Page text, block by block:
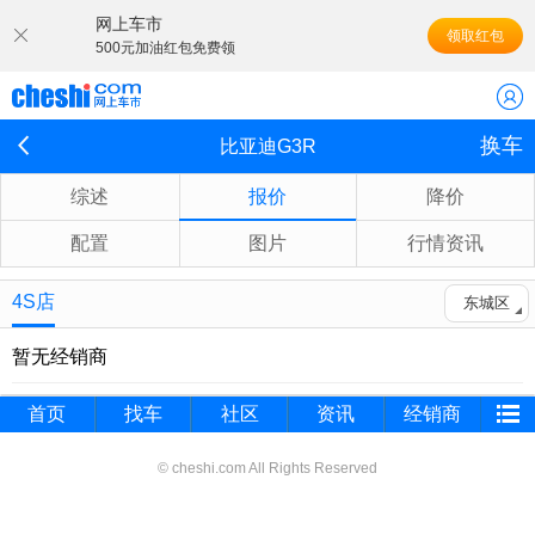
网上车市
500元加油红包免费领
领取红包
比亚迪G3R 换车
综述 报价 降价
配置 图片 行情资讯
4S店 东城区
暂无经销商
首页 找车 社区 资讯 经销商
© cheshi.com All Rights Reserved